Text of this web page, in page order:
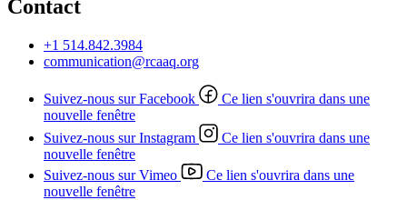
Contact
+1 514.842.3984
communication@rcaaq.org
Suivez-nous sur Facebook
Ce lien s'ouvrira dans une
nouvelle fenêtre
Suivez-nous sur Instagram
Ce lien s'ouvrira dans une
nouvelle fenêtre
Suivez-nous sur Vimeo
Ce lien s'ouvrira dans une
nouvelle fenêtre